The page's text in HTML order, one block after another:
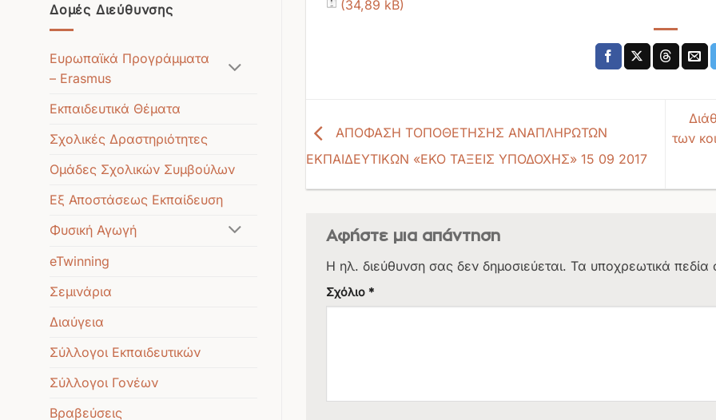
Δομές Διεύθυνσης
Ευρωπαϊκά Προγράμματα
– Erasmus
Εκπαιδευτικά Θέματα
Σχολικές Δραστηριότητες
Ομάδες Σχολικών Συμβούλων
Εξ Αποστάσεως Εκπαίδευση
Φυσική Αγωγή
eTwinning
Σεμινάρια
Διαύγεια
Σύλλογοι Εκπαιδευτικών
Σύλλογοι Γονέων
Βραβεύσεις
ΑΠΟΦΑΣΗ ΤΟΠΟΘΕΤΗΣΗΣ ΑΝΑΠΛΗΡΩΤΩΝ
ΕΚΠΑΙΔΕΥΤΙΚΩΝ «ΕΚΟ ΤΑΞΕΙΣ ΥΠΟΔΟΧΗΣ» 15 09 2017
των
Αφήστε μια απάντηση
Η ηλ. διεύθυνση σας δεν δημοσιεύεται. Τα υποχρεωτικά πεδία
Σχόλιο *